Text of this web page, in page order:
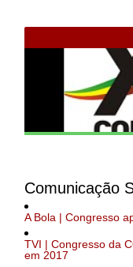
Comunicação
A Bola | Congresso
TVI | Congresso da
em 2017